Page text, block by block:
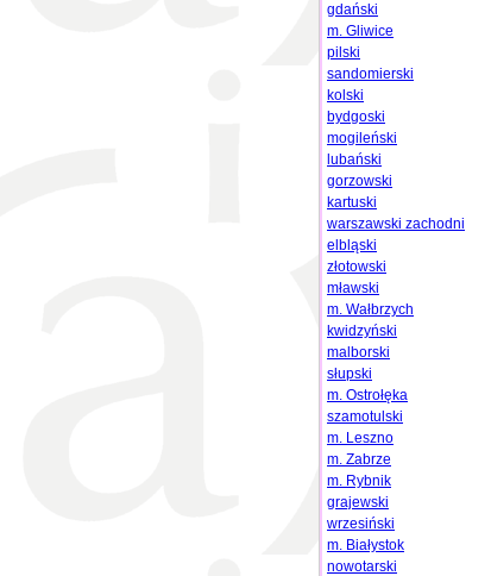
gdański
m. Gliwice
pilski
sandomierski
kolski
bydgoski
mogileński
lubański
gorzowski
kartuski
warszawski zachodni
elbląski
złotowski
mławski
m. Wałbrzych
kwidzyński
malborski
słupski
m. Ostrołęka
szamotulski
m. Leszno
m. Zabrze
m. Rybnik
grajewski
wrzesiński
m. Białystok
nowotarski